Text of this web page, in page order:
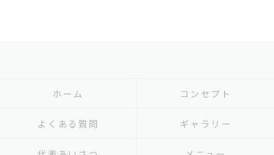
ホーム コンセプト
よくある質問 ギャラリー